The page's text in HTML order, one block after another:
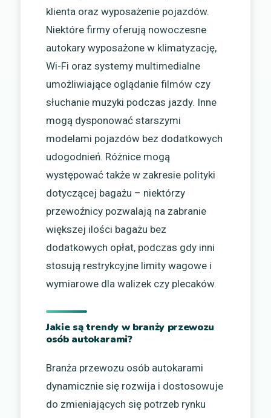
klienta oraz wyposażenie pojazdów.
Niektóre firmy oferują nowoczesne
autokary wyposażone w klimatyzację,
Wi-Fi oraz systemy multimedialne
umożliwiające oglądanie filmów czy
słuchanie muzyki podczas jazdy. Inne
mogą dysponować starszymi
modelami pojazdów bez dodatkowych
udogodnień. Różnice mogą
występować także w zakresie polityki
dotyczącej bagażu – niektórzy
przewoźnicy pozwalają na zabranie
większej ilości bagażu bez
dodatkowych opłat, podczas gdy inni
stosują restrykcyjne limity wagowe i
wymiarowe dla walizek czy plecaków.
Jakie są trendy w branży przewozu
osób autokarami?
Branża przewozu osób autokarami
dynamicznie się rozwija i dostosowuje
do zmieniających się potrzeb rynku